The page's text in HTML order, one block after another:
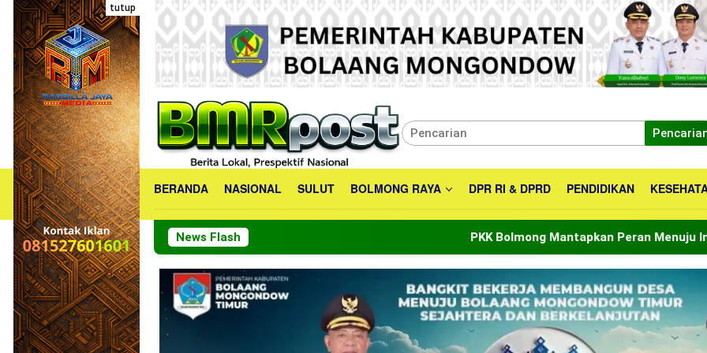
Loncat
konten
tutup
BERANDA NASIONAL SULUT BOLMONG RAYA DPR RI & DPRD PENDIDIKAN
News Flash PKK Bolmong Mantapkan Peran Menuju Indonesia Emas 2045